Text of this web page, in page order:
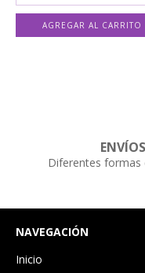
Diferentes formas
NAVEGACIÓN
Inicio